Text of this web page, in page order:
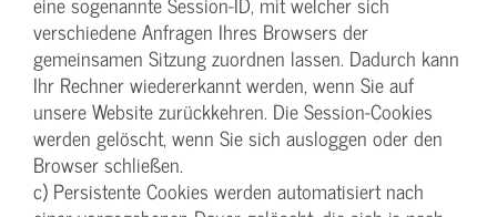
verschiedene Anfragen Ihres Browsers der
gemeinsamen Sitzung zuordnen lassen. Dadurch kann
Ihr Rechner wiedererkannt werden, wenn Sie auf
unsere Website zurückkehren. Die Session-Cookies
werden gelöscht, wenn Sie sich ausloggen oder den
Browser schließen.
c) Persistente Cookies werden automatisiert nach